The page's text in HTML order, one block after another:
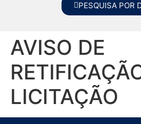
PESQUISA POR
AVISO DE
LICITAÇÃO